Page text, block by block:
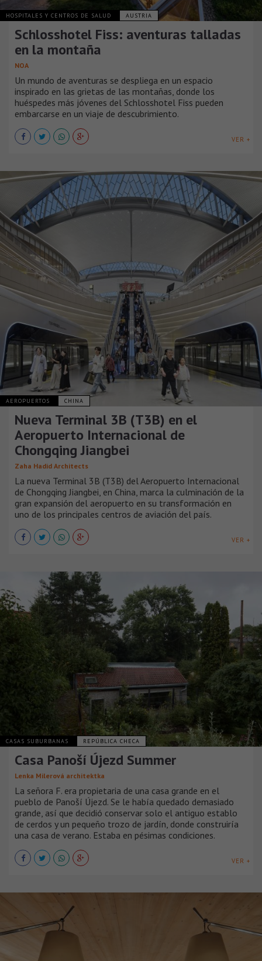
HOSPITALES Y CENTROS DE SALUD AUSTRIA
Schlosshotel Fiss: aventuras talladas
en la montaña
NOA
Un mundo de aventuras se despliega en un espacio
inspirado en las grietas de las montañas, donde los
huéspedes más jóvenes del Schlosshotel Fiss pueden
embarcarse en un viaje de descubrimiento.
VER +
AEROPUERTOS CHINA
Nueva Terminal 3B (T3B) en el
Aeropuerto Internacional de
Chongqing Jiangbei
Zaha Hadid Architects
La nueva Terminal 3B (T3B) del Aeropuerto Internacional
de Chongqing Jiangbei, en China, marca la culminación de la
gran expansión del aeropuerto en su transformación en
uno de los principales centros de aviación del país.
VER +
CASAS SUBURBANAS REPÚBLICA CHECA
Casa Panoší Újezd Summer
Lenka Milerová architektka
La señora F. era propietaria de una casa grande en el
pueblo de Panoší Újezd. Se le había quedado demasiado
grande, así que decidió conservar solo el antiguo establo
de cerdos y un pequeño trozo de jardín, donde construiría
una casa de verano. Estaba en pésimas condiciones.
VER +